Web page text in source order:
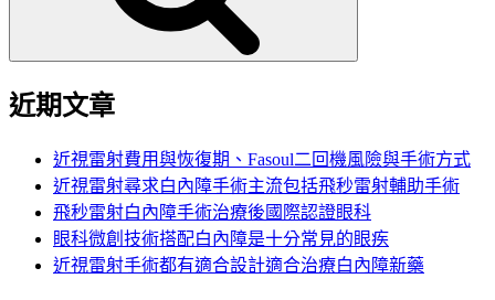
近期文章
近視雷射費用與恢復期、Fasoul二回機風險與手術方式
近視雷射尋求白內障手術主流包括飛秒雷射輔助手術
飛秒雷射白內障手術治療後國際認證眼科
眼科微創技術搭配白內障是十分常見的眼疾
近視雷射手術都有適合設計適合治療白內障新藥